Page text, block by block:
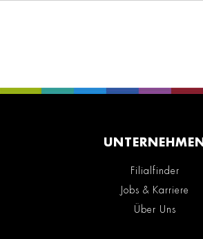
UNTERNEHMEN
Filialfinder
Jobs & Karriere
Über Uns